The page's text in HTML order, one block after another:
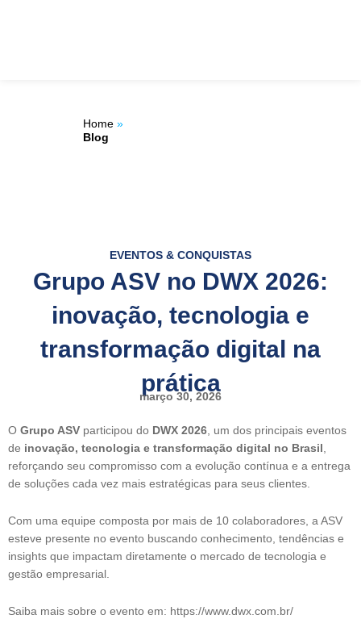
Home »
Blog
EVENTOS & CONQUISTAS
Grupo ASV no DWX 2026:
inovação, tecnologia e
transformação digital na
prática
março 30, 2026
O Grupo ASV participou do DWX 2026, um dos principais eventos
de inovação, tecnologia e transformação digital no Brasil ,
reforçando seu compromisso com a evolução contínua e a entrega
de soluções cada vez mais estratégicas para seus clientes.
Com uma equipe composta por mais de 10 colaboradores, a ASV
esteve presente no evento buscando conhecimento, tendências e
insights que impactam diretamente o mercado de tecnologia e
gestão empresarial.
Saiba mais sobre o evento em: https://www.dwx.com.br/